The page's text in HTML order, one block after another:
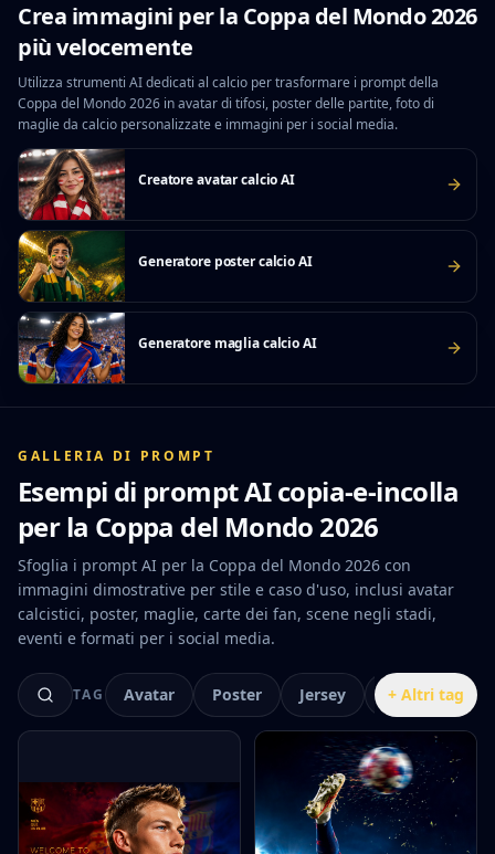
Crea immagini per la Coppa del Mondo 2026
più velocemente
Utilizza strumenti AI dedicati al calcio per trasformare i prompt della
Coppa del Mondo 2026 in avatar di tifosi, poster delle partite, foto di
maglie da calcio personalizzate e immagini per i social media.
Creatore avatar calcio AI
Generatore poster calcio AI
Generatore maglia calcio AI
GALLERIA DI PROMPT
Esempi di prompt AI copia-e-incolla
per la Coppa del Mondo 2026
Sfoglia i prompt AI per la Coppa del Mondo 2026 con
immagini dimostrative per stile e caso d'uso, inclusi avatar
calcistici, poster, maglie, carte dei fan, scene negli stadi,
eventi e formati per i social media.
TAG Avatar Poster Jersey Fan Cam
+ Altri tag